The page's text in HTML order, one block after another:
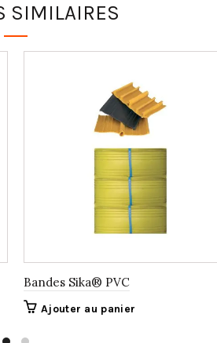
SIMILAIRES
Bandes Sika® PVC
Ajouter au panier